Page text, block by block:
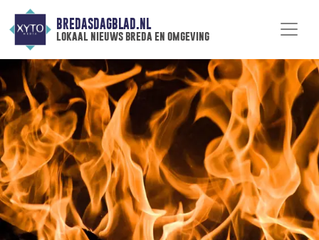
BREDASDAGBLAD.NL
lokaal nieuws breda en omgeving